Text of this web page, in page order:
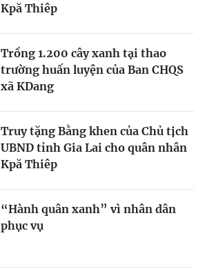
Kpă Thiêp
Trồng 1.200 cây xanh tại thao
trường huấn luyện của Ban CHQS
xã KDang
Truy tặng Bằng khen của Chủ tịch
UBND tỉnh Gia Lai cho quân nhân
Kpă Thiêp
“Hành quân xanh” vì nhân dân
phục vụ